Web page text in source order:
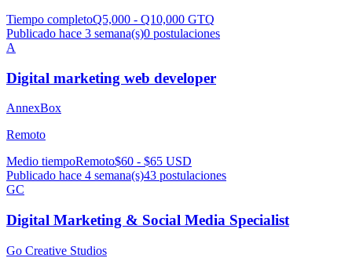
Tiempo completoQ5,000 - Q10,000 GTQ
Publicado hace 3 semana(s)0 postulaciones
A
Digital marketing web developer
AnnexBox
Remoto
Medio tiempoRemoto$60 - $65 USD
Publicado hace 4 semana(s)43 postulaciones
GC
Digital Marketing & Social Media Specialist
Go Creative Studios